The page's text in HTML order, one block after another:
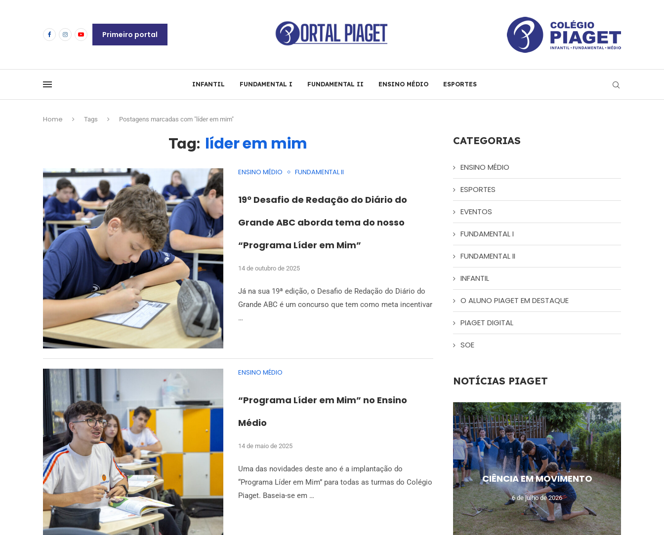
Primeiro portal
INFANTIL FUNDAMENTAL I FUNDAMENTAL II ENSINO MÉDIO ESPORTES
Home Tags Postagens marcadas com "líder em mim"
Tag: líder em mim
ENSINO MÉDIO FUNDAMENTAL II
19º Desafio de Redação do Diário do
Grande ABC aborda tema do nosso
“Programa Líder em Mim”
14 de outubro de 2025
Já na sua 19ª edição, o Desafio de Redação do Diário do
Grande ABC é um concurso que tem como meta incentivar
…
ENSINO MÉDIO
“Programa Líder em Mim” no Ensino
Médio
14 de maio de 2025
Uma das novidades deste ano é a implantação do
“Programa Líder em Mim” para todas as turmas do Colégio
Piaget. Baseia-se em …
CATEGORIAS
ENSINO MÉDIO
ESPORTES
EVENTOS
FUNDAMENTAL I
FUNDAMENTAL II
INFANTIL
O ALUNO PIAGET EM DESTAQUE
PIAGET DIGITAL
SOE
NOTÍCIAS PIAGET
CIÊNCIA EM MOVIMENTO
6 de julho de 2026